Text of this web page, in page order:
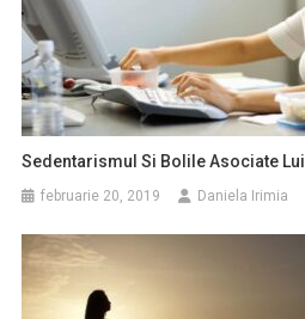
Sedentarismul Si Bolile Asociate Lui
februarie 20, 2019 Daniela Irimia